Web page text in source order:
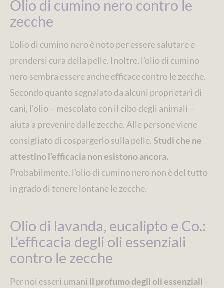
Olio di cumino nero contro le
zecche
L’olio di cumino nero è noto per essere salutare e
prendersi cura della pelle. Inoltre, l’olio di cumino
nero sembra essere anche efficace contro le zecche.
Secondo quanto segnalato da alcuni proprietari di
cani, l’olio – mescolato con il cibo degli animali –
aiuta a prevenire dalle zecche. Alle persone viene
consigliato di cospargerlo sulla pelle.Studi che ne
attestino l’efficacia non esistono ancora.
Probabilmente, l’olio di cumino nero non è del tutto
in grado di tenere lontane le zecche.
Olio di lavanda, eucalipto e Co.:
L’efficacia degli oli essenziali
contro le zecche
Per noi esseri umani il profumo degli oli essenziali –